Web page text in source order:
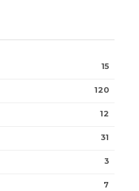
15
120
12
31
3
7